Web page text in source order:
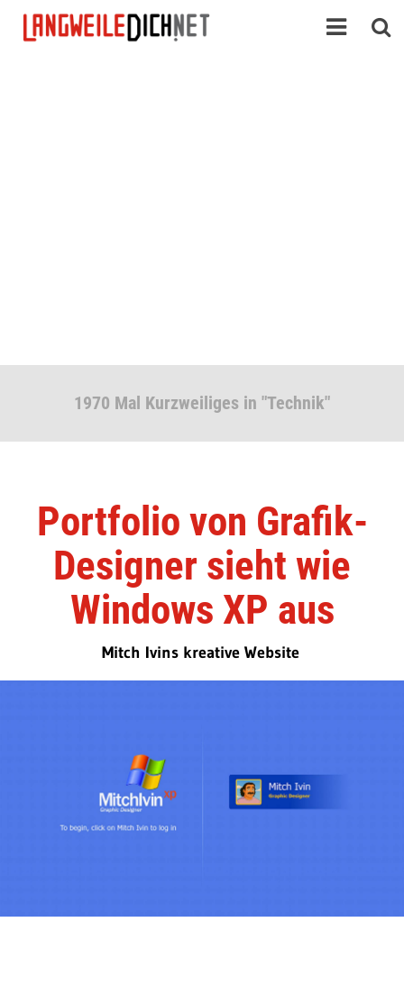
1970 Mal Kurzweiliges in "Technik"
Portfolio von Grafik-
Designer sieht wie
Windows XP aus
Mitch Ivins kreative Website